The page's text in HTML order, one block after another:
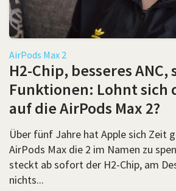
AirPods Max 2
H2-Chip, besseres ANC,
Funktionen: Lohnt sich
auf die AirPods Max 2?
Über fünf Jahre hat Apple sich Zeit
AirPods Max die 2 im Namen zu
steckt ab sofort der H2-Chip, am
nichts...